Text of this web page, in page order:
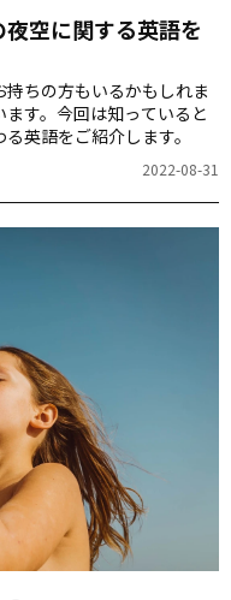
夜空に関する英語を
ちの方もいるかもしれま
す。今回は知っていると
英語をご紹介します。
2022-08-31